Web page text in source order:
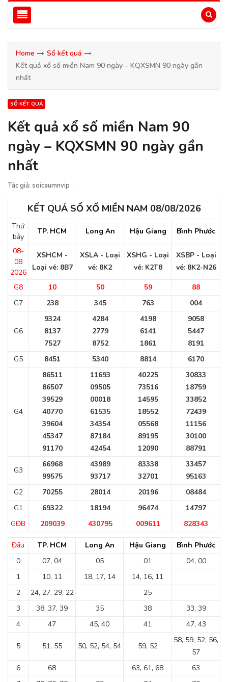
Home
Sổ kết quả
Kết quả xổ số miền Nam 90 ngày – KQXSMN 90 ngày gần
nhất
SỔ KẾT QUẢ
Kết quả xổ số miền Nam 90
ngày – KQXSMN 90 ngày gần
nhất
Tác giả: soicaumnvip
KẾT QUẢ SỔ XỐ MIỀN NAM 08/08/2026
Thứ
bảy
TP. HCM Long An Hậu Giang Bình Phước
08-
08
2026
XSHCM -
Loại vé: 8B7
XSLA - Loại
vé: 8K2
XSHG - Loại
vé: K2T8
XSBP - Loại
vé: 8K2-N26
G8 10 50 59
88
G7
238 345 763 004
G6
9324
8137
7527
4284
2779
8752
4198
6141
1861
9058
5447
8191
G5
8451 5340 8814 6170
G4
86511
86507
39529
40770
39604
45347
91170
11693
09505
00018
61535
34354
87184
42454
40225
73516
14595
18552
05568
89195
12090
30833
18759
33852
72439
11156
30100
88791
G3
66968
99575
43989
93717
83338
32701
33457
95163
G2
70255 28014 20196
08484
G1
69322 18194 96474
14797
GĐB
209039 430795 009611 828343
Đầu TP. HCM Long An Hậu Giang
Bình Phước
0
07, 04 05 01
04, 00
1
10, 11 18, 17, 14
14, 16, 11
2
24, 27, 29, 22
25
3
38, 37, 39 35 38
33, 39
4
47 45, 40 41 47, 43
5 51, 55 50, 52, 54, 54 59, 52
58, 59, 52, 56,
57
6
68 63, 61, 68
63